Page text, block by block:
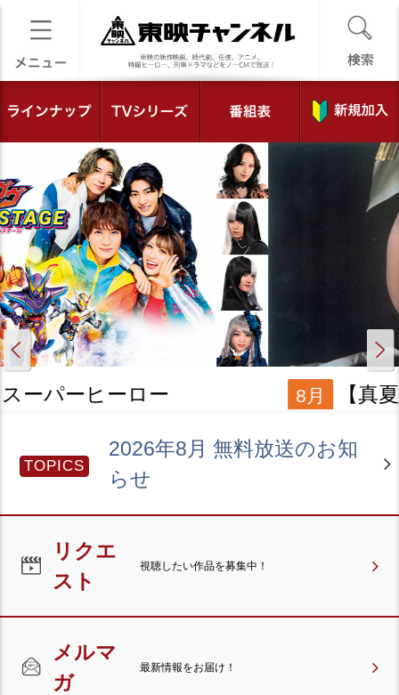
8月 【真夏の怪談特集 霊の巻】
TOPICS
2026年8月 無料放送のお知
らせ
リクエ
スト
視聴したい作品を募集中！
メルマ
ガ
最新情報をお届け！